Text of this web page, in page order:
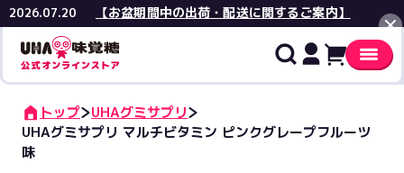
2026.07.20 【お盆期間中の出荷・配送に関するご案内】
閉じる
トップ
UHAグミサプリ
UHAグミサプリ マルチビタミン ピンクグレープフルーツ
味